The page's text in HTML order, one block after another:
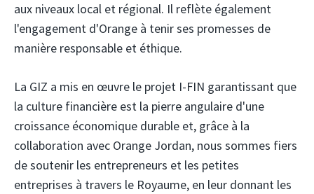
aux niveaux local et régional. Il reflète également
l'engagement d'Orange à tenir ses promesses de
manière responsable et éthique.
La GIZ a mis en œuvre le projet I-FIN garantissant que
la culture financière est la pierre angulaire d'une
croissance économique durable et, grâce à la
collaboration avec Orange Jordan, nous sommes fiers
de soutenir les entrepreneurs et les petites
entreprises à travers le Royaume, en leur donnant les